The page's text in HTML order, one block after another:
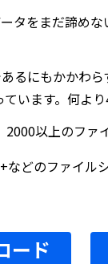
をまだ諦め
るにもかかわ
います。何よ
以上のファ
などのファイル
ード